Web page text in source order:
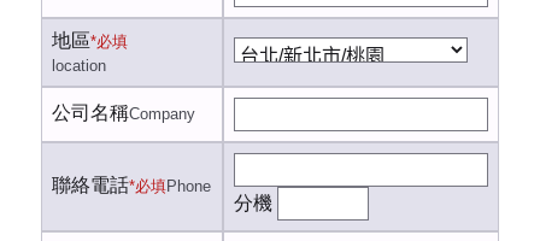
地區*必填
location
公司名稱Company
聯絡電話*必填Phone
分機